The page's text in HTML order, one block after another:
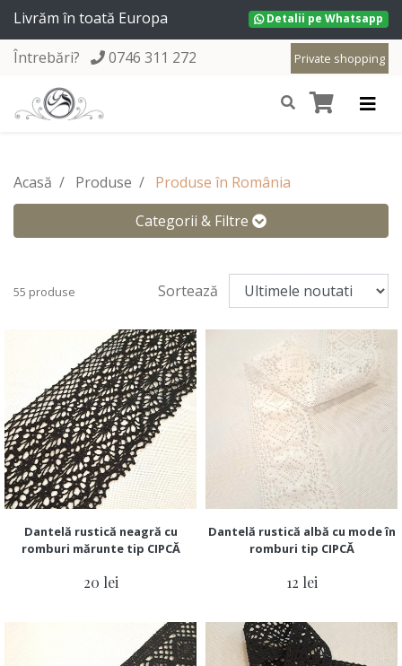
Livrăm în toată Europa Detalii pe Whatsapp
Private shopping
Întrebări? 0746 311 272
Acasă Produse
Produse în România
Categorii & Filtre
55 produse Sortează
Dantelă rustică neagră cu
romburi mărunte tip CIPCĂ
20 lei
Dantelă rustică albă cu mode în
romburi tip CIPCĂ
12 lei